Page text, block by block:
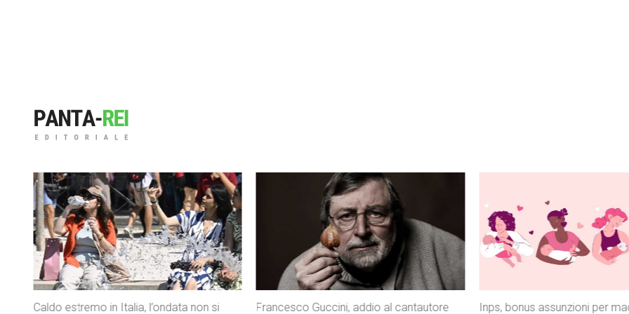
Francesco Guccini, addio al cantautore
Inps, bonus assunzioni per madri con tre
Istat, il Mezzogiorno perde